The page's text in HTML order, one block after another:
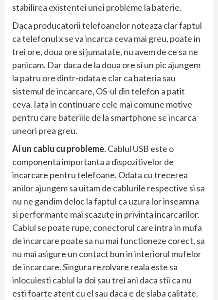
stabilirea existentei unei probleme la baterie.
Daca producatorii telefoanelor noteaza clar faptul
ca telefonul x se va incarca ceva mai greu, poate in
trei ore, doua ore si jumatate, nu avem de ce sa ne
panicam. Dar daca de la doua ore si un pic ajungem
la patru ore dintr-odata e clar ca bateria sau
sistemul de incarcare, OS-ul din telefon a patit
ceva. Iata in continuare cele mai comune motive
pentru care bateriile de la smartphone se incarca
uneori prea greu.
Ai un cablu cu probleme. Cablul USB este o
componenta importanta a dispozitivelor de
incarcare pentru telefoane. Odata cu trecerea
anilor ajungem sa uitam de cablurile respective si sa
nu ne gandim deloc la faptul ca uzura lor inseamna
si performante mai scazute in privinta incarcarilor.
Cablul se poate rupe, conectorul care intra in mufa
de incarcare poate sa nu mai functioneze corect, sa
nu mai asigure un contact bun in interiorul mufelor
de incarcare. Singura rezolvare reala este sa
inlocuiesti cablul la doi sau trei ani daca stii ca nu
esti foarte atent cu el sau daca e de slaba calitate.